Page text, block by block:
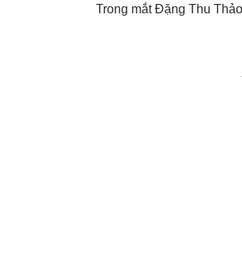
Trong mắt Đặng Thu